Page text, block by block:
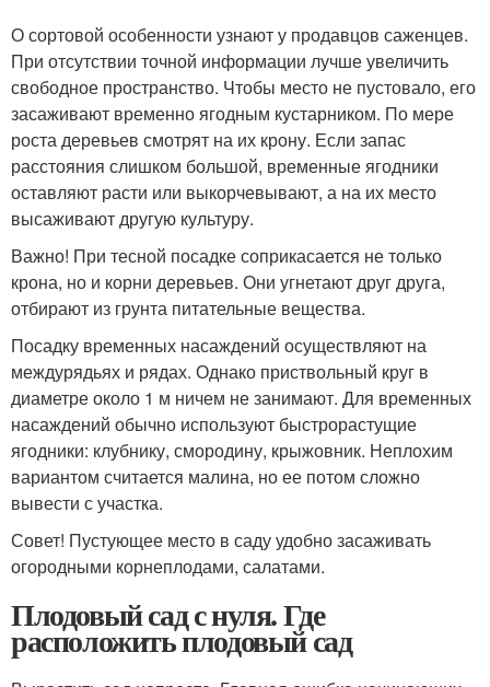
О сортовой особенности узнают у продавцов саженцев.
При отсутствии точной информации лучше увеличить
свободное пространство. Чтобы место не пустовало, его
засаживают временно ягодным кустарником. По мере
роста деревьев смотрят на их крону. Если запас
расстояния слишком большой, временные ягодники
оставляют расти или выкорчевывают, а на их место
высаживают другую культуру.
Важно! При тесной посадке соприкасается не только
крона, но и корни деревьев. Они угнетают друг друга,
отбирают из грунта питательные вещества.
Посадку временных насаждений осуществляют на
междурядьях и рядах. Однако приствольный круг в
диаметре около 1 м ничем не занимают. Для временных
насаждений обычно используют быстрорастущие
ягодники: клубнику, смородину, крыжовник. Неплохим
вариантом считается малина, но ее потом сложно
вывести с участка.
Совет! Пустующее место в саду удобно засаживать
огородными корнеплодами, салатами.
Плодовый сад с нуля. Где
расположить плодовый сад